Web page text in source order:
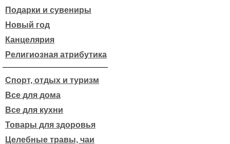
Подарки и сувениры
Новый год
Канцелярия
Религиозная атрибутика
Спорт, отдых и туризм
Все для дома
Все для кухни
Товары для здоровья
Целебные травы, чаи